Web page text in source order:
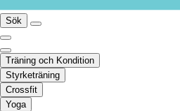
Sök
Träning och Kondition
Styrketräning
Crossfit
Yoga